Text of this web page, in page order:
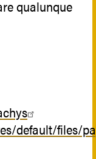
qualunque
default/files/